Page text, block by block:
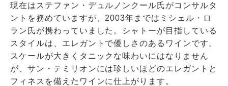
現在はステファン・デュルノンクール氏がコンサルタ
ントを務めていますが、2003年まではミシェル・ロ
ラン氏が携わっていました。シャトーが目指している
スタイルは、エレガントで優しさのあるワインです。
スケールが大きくタニックな味わいにはなりません
が、サン・テミリオンには珍しいほどのエレガントと
フィネスを備えたワインに仕上がります。